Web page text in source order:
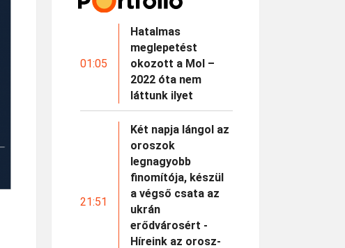
01:05
Hatalmas
meglepetést
okozott a Mol –
2022 óta nem
láttunk ilyet
21:51
Két napja lángol az
oroszok
legnagyobb
finomítója, készül
a végső csata az
ukrán
erődvárosért -
Híreink az orosz-